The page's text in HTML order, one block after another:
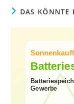
DAS KÖNNTE